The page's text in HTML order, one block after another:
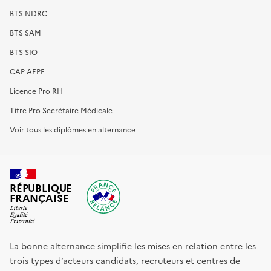
BTS NDRC
BTS SAM
BTS SIO
CAP AEPE
Licence Pro RH
Titre Pro Secrétaire Médicale
Voir tous les diplômes en alternance
RÉPUBLIQUE
FRANÇAISE
La bonne alternance simplifie les mises en relation entre les
trois types d’acteurs candidats, recruteurs et centres de